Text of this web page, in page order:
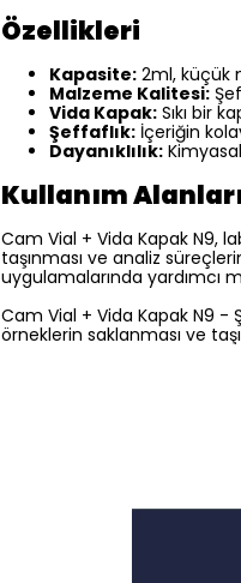
Özellikleri
Kapasite: 2ml, küçük
Malzeme Kalitesi:
Vida Kapak: Sıkı bir
Şeffaflık: İçeriğin
Dayanıklılık:
Kullanım
Cam Vial + Vida Kapak N9,
taşınması ve analiz
uygulamalarında yardımcı
Cam Vial + Vida Kapak N9
örneklerin saklanması ve